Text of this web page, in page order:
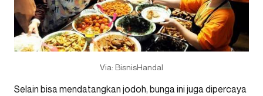
Via: BisnisHandal
Selain bisa mendatangkan jodoh, bunga ini juga dipercaya